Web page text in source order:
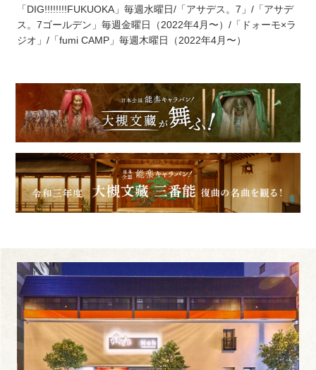
「DIG!!!!!!!!FUKUOKA」毎週水曜日/「アサデス。7」/「アサデ
ス。7ゴールデン」毎週金曜日（2022年4月〜）/「ドォーモ×ラ
ジオ」/「fumi CAMP」毎週木曜日（2022年4月〜）